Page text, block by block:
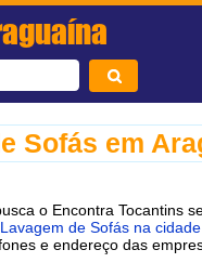
Sofás em
o Encontra Tocantins
Lavagem de Sofás na
e endereço das